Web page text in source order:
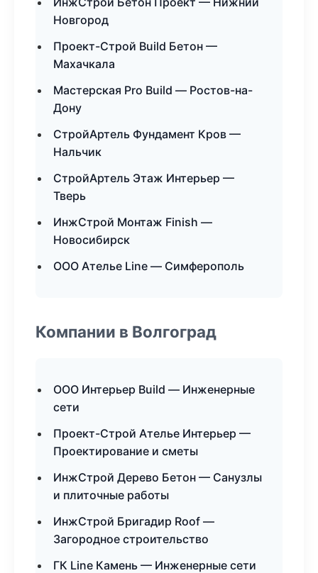
Новгород
Проект-Строй Build Бетон —
Махачкала
Мастерская Pro Build — Ростов-на-
Дону
СтройАртель Фундамент Кров —
Нальчик
СтройАртель Этаж Интерьер —
Тверь
ИнжСтрой Монтаж Finish —
Новосибирск
ООО Ателье Line — Симферополь
Компании в Волгоград
ООО Интерьер Build — Инженерные
сети
Проект-Строй Ателье Интерьер —
Проектирование и сметы
ИнжСтрой Дерево Бетон — Санузлы
и плиточные работы
ИнжСтрой Бригадир Roof —
Загородное строительство
ГК Line Камень — Инженерные сети